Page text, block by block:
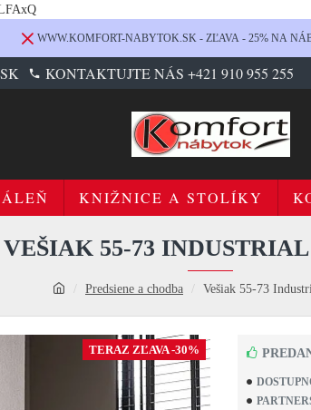
WWW.KOMFORT-NABYTOK.SK - ZĽAVA - 25% NA
KONTAKTUJTE NÁS +421 910 955 255
KNIŽNICE A STOLÍKY
Predsiene a chodba Vešiak 55-73
VEŠIAK 55-73
TERAZ ZĽAVA -30%